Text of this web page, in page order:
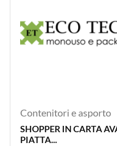
TERMOSALDABILI
PERSONALIZZATI
Contenitori e asporto
SHOPPER IN CARTA
PIATTA...